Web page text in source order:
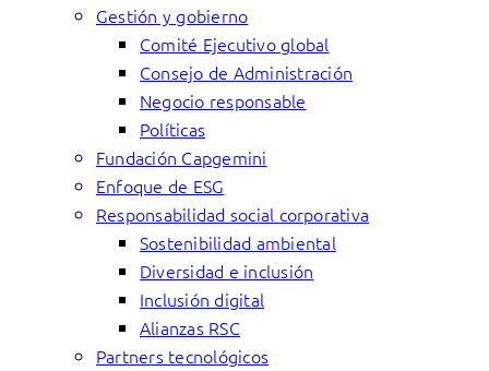
Gestión y gobierno
Comité Ejecutivo global
Consejo de Administración
Negocio responsable
Políticas
Fundación Capgemini
Enfoque de ESG
Responsabilidad social corporativa
Sostenibilidad ambiental
Diversidad e inclusión
Inclusión digital
Alianzas RSC
Partners tecnológicos